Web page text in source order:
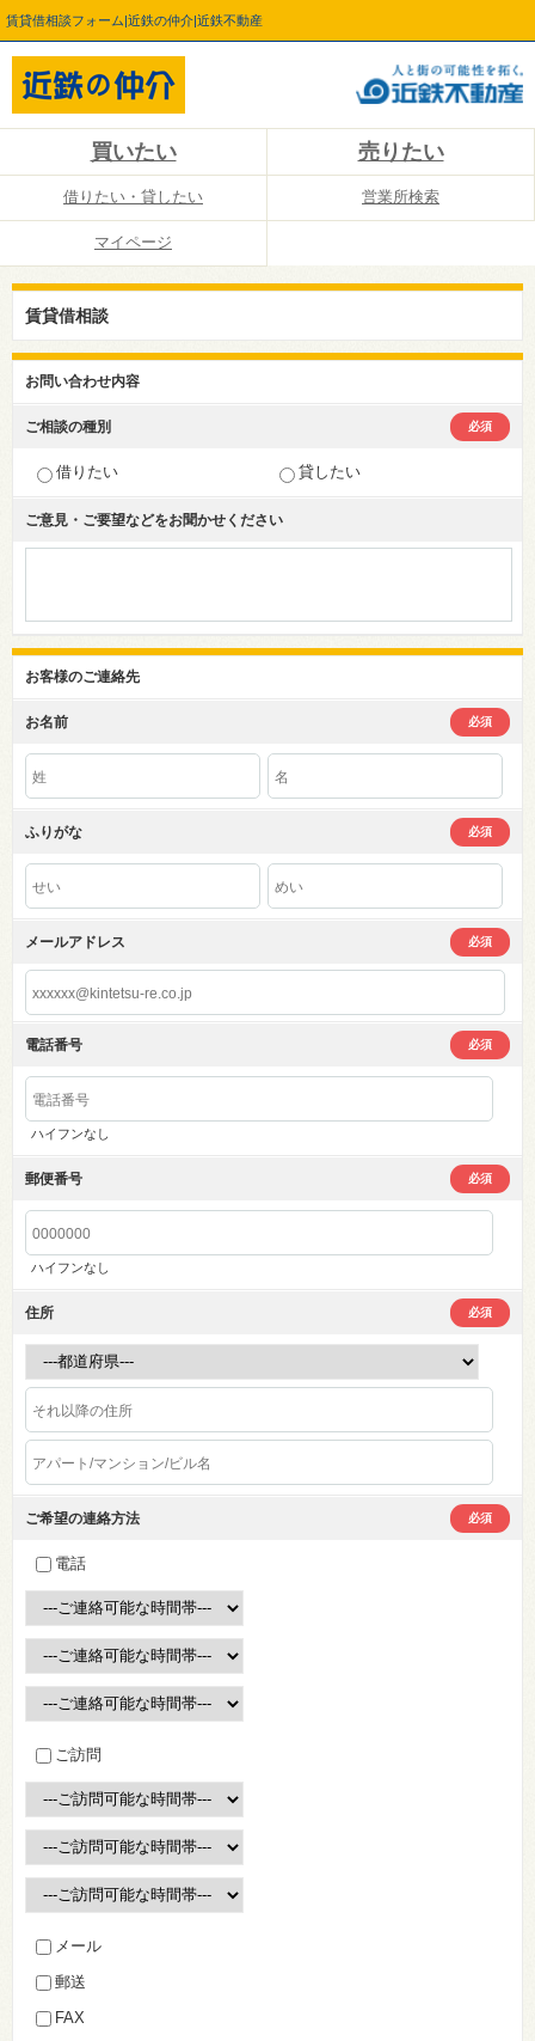
賃貸借相談フォーム|近鉄の仲介|近鉄不動産
買いたい 売りたい
借りたい・貸したい 営業所検索
マイページ
賃貸借相談
お問い合わせ内容
ご相談の種別 必須
借りたい 貸したい
ご意見・ご要望などをお聞かせください
お客様のご連絡先
お名前 必須
ふりがな 必須
メールアドレス 必須
電話番号 必須
ハイフンなし
郵便番号 必須
ハイフンなし
住所 必須
ご希望の連絡方法 必須
電話
ご訪問
メール
郵送
FAX